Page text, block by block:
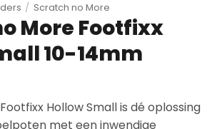
/ Scratch no More
More Footfixx
10-14mm
Hollow Small is dé oplossing
met een inwendige